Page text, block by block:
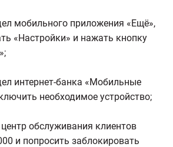
мобильного приложения «Ещё»,
«Настройки» и нажать кнопку
интернет-банка «Мобильные
необходимое устройство;
обслуживания клиентов
и попросить заблокировать